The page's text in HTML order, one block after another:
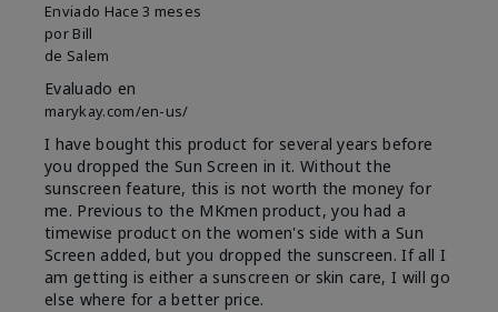
Enviado Hace 3 meses
por Bill
de Salem
Evaluado en
marykay.com/en-us/
I have bought this product for several years before
you dropped the Sun Screen in it. Without the
sunscreen feature, this is not worth the money for
me. Previous to the MKmen product, you had a
timewise product on the women's side with a Sun
Screen added, but you dropped the sunscreen. If all I
am getting is either a sunscreen or skin care, I will go
else where for a better price.